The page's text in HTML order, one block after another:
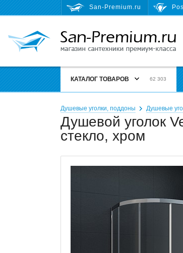
San-Premium.ru
КАТАЛОГ ТОВАРОВ 62 303
Душевые уголки, поддоны Душевые
Душевой уголок
стекло, хром